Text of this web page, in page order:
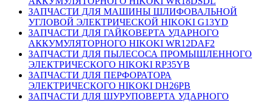
ЗАПЧАСТИ ДЛЯ МАШИНЫ ШЛИФОВАЛЬНОЙ
УГЛОВОЙ ЭЛЕКТРИЧЕСКОЙ HIKOKI G13YD
ЗАПЧАСТИ ДЛЯ ГАЙКОВЕРТА УДАРНОГО
АККУМУЛЯТОРНОГО HIKOKI WR12DAF2
ЗАПЧАСТИ ДЛЯ ПЫЛЕСОСА ПРОМЫШЛЕННОГО
ЭЛЕКТРИЧЕСКОГО HIKOKI RP35YB
ЗАПЧАСТИ ДЛЯ ПЕРФОРАТОРА
ЭЛЕКТРИЧЕСКОГО HIKOKI DH26PB
ЗАПЧАСТИ ДЛЯ ШУРУПОВЕРТА УДАРНОГО